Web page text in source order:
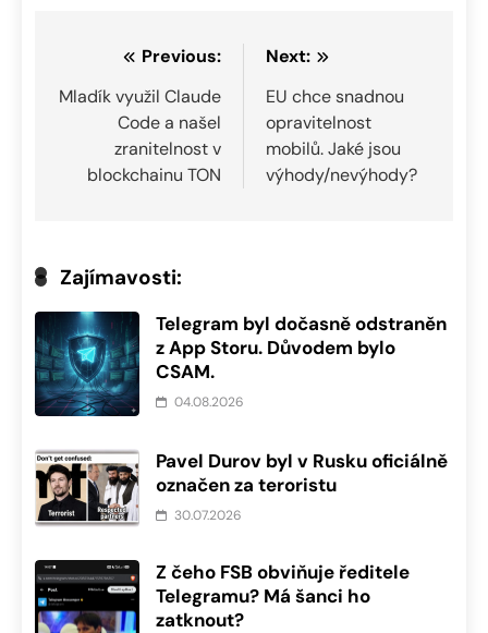
Navigace
pro
příspěvek
Previous:
Mladík využil Claude
Code a našel
zranitelnost v
blockchainu TON
Next:
EU chce snadnou
opravitelnost
mobilů. Jaké jsou
výhody/nevýhody?
Zajímavosti:
Telegram byl dočasně odstraněn
z App Storu. Důvodem bylo
CSAM.
04.08.2026
Pavel Durov byl v Rusku oficiálně
označen za teroristu
30.07.2026
Z čeho FSB obviňuje ředitele
Telegramu? Má šanci ho
zatknout?